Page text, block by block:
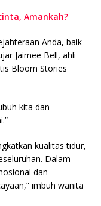
Amankah?
Anda, baik
Jaimee Bell, ahli
Bloom Stories
kita dan
kualitas tidur,
Dalam
dan
imbuh wanita